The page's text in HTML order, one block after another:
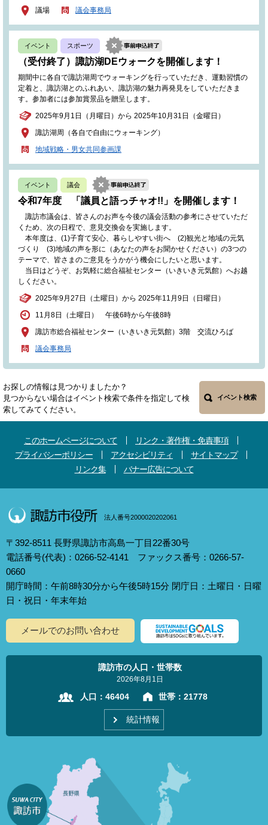
議場
議会事務局
イベント スポーツ
（受付終了）諏訪湖DEウォークを開催します！
期間中に各自で諏訪湖周でウォーキングを行っていただき、運動習慣の
定着と、諏訪湖とのふれあい、諏訪湖の魅力再発見をしていただきま
す。参加者には参加賞景品を贈呈します。
2025年9月1日（月曜日）から 2025年10月31日（金曜日）
諏訪湖周（各自で自由にウォーキング）
地域戦略・男女共同参画課
イベント 議会
令和7年度 「議員と語っチャオ!!」を開催します！
諏訪市議会は、皆さんのお声を今後の議会活動の参考にさせていただ
くため、次の日程で、意見交換会を実施します。
本年度は、(1)子育て安心、暮らしやすい街へ (2)観光と地域の元気
づくり (3)地域の声を形に（あなたの声をお聞かせください）の3つの
テーマで、皆さまのご意見をうかがう機会にしたいと思います。
当日はどうぞ、お気軽に総合福祉センター（いきいき元気館）へお越
しください。
2025年9月27日（土曜日）から 2025年11月9日（日曜日）
11月8日（土曜日） 午後6時から午後8時
諏訪市総合福祉センター（いきいき元気館）3階 交流ひろば
議会事務局
お探しの情報は見つかりましたか？
見つからない場合はイベント検索で条件を指定して検
索してみてください。
イベント検索
このホームページについて
リンク・著作権・免責事項
プライバシーポリシー
アクセシビリティ
サイトマップ
リンク集
バナー広告について
法人番号2000020202061
〒392-8511 長野県諏訪市高島一丁目22番30号
電話番号(代表)：0266-52-4141 ファックス番号：0266-57-
0660
開庁時間：午前8時30分から午後5時15分 閉庁日：土曜日・日曜
日・祝日・年末年始
メールでのお問い合わせ
諏訪市の人口・世帯数
2026年8月1日
人口： 46404 世帯： 21778
統計情報